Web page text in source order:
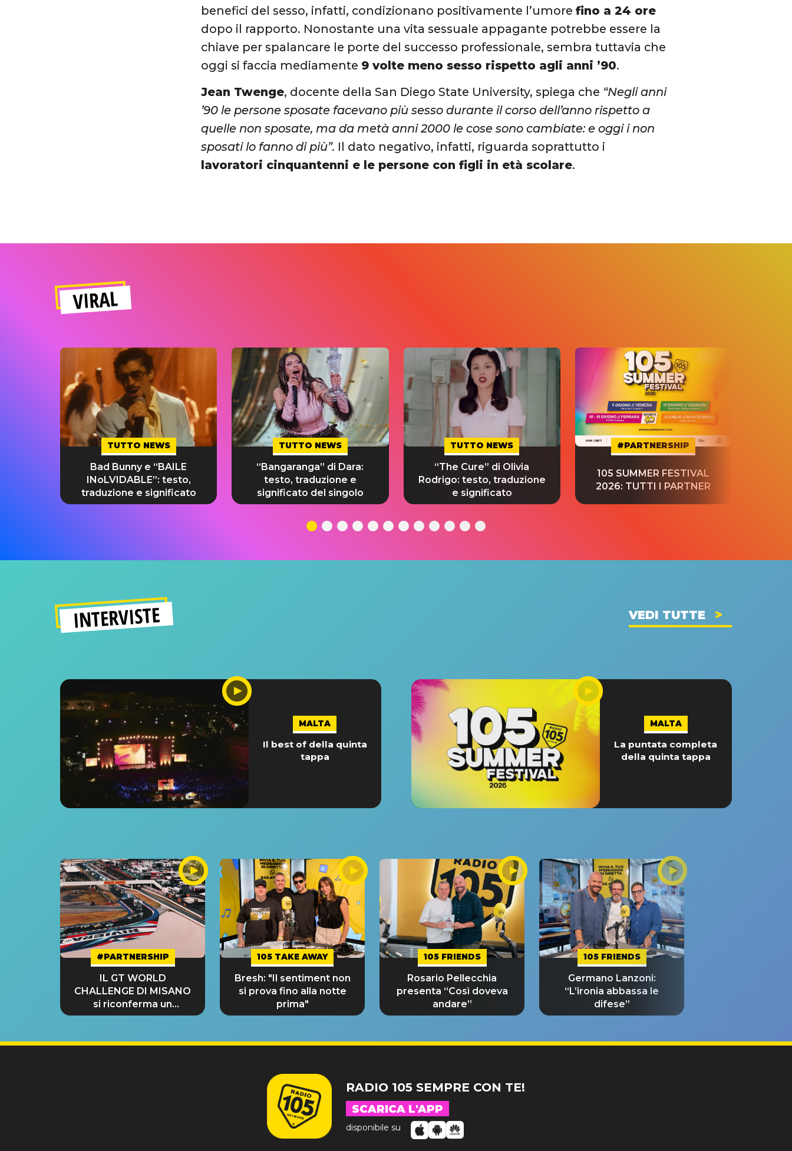
benefici del sesso, infatti, condizionano positivamente l’umorefino a 24 ore
dopo il rapporto. Nonostante una vita sessuale appagante potrebbe essere la
chiave per spalancare le porte del successo professionale, sembra tuttavia che
oggi si faccia mediamente 9 volte meno sesso rispetto agli anni ’90.
Jean Twenge, docente della San Diego State University, spiega che “Negli anni
’90 le persone sposate facevano più sesso durante il corso dell’anno rispetto a
quelle non sposate, ma da metà anni 2000 le cose sono cambiate: e oggi i non
sposati lo fanno di più”. Il dato negativo, infatti, riguarda soprattutto i
lavoratori cinquantenni e le persone con figli in età scolare.
VIRAL
TUTTO NEWS
Bad Bunny e “BAILE
INoLVIDABLE”: testo,
traduzione e significato
TUTTO NEWS
“Bangaranga” di Dara:
testo, traduzione e
significato del singolo
TUTTO NEWS
“The Cure” di Olivia
Rodrigo: testo, traduzione
e significato
#PARTNERSHIP
105 SUMMER FESTIVAL
2026: TUTTI I PARTNER
INTERVISTE VEDI TUTTE
MALTA
Il best of della quinta
tappa
MALTA
La puntata completa
della quinta tappa
#PARTNERSHIP
IL GT WORLD
CHALLENGE DI MISANO
si riconferma un
GRANDE SUCCESSO!
105 TAKE AWAY
Bresh: "Il sentiment non
si prova fino alla notte
prima"
105 FRIENDS
Rosario Pellecchia
presenta “Così doveva
andare”
105 FRIENDS
Germano Lanzoni:
“L’ironia abbassa le
difese”
RADIO 105 SEMPRE CON TE!
SCARICA L'APP
disponibile su